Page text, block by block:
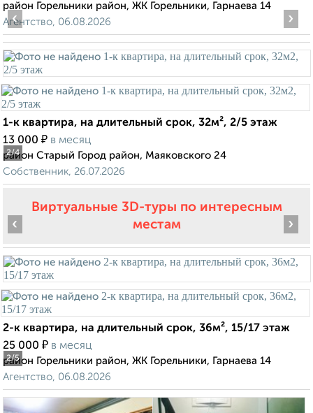
район Горельники район, ЖК Горельники, Гарнаева 14
Агентство, 06.08.2026
2/4
‹ ›
1-к квартира, на длительный срок, 32м², 2/5 этаж
13 000 ₽ в месяц
район Старый Город район, Маяковского 24
Собственник, 26.07.2026
Виртуальные 3D-туры по интересным
местам
2/5
‹ ›
2-к квартира, на длительный срок, 36м², 15/17 этаж
25 000 ₽ в месяц
район Горельники район, ЖК Горельники, Гарнаева 14
Агентство, 06.08.2026